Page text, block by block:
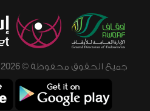
جميع الحقوق محفوظة © 2026 - 1998 لشبكة إسلام ويب